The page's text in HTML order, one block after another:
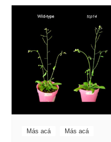
Más acá Más acá